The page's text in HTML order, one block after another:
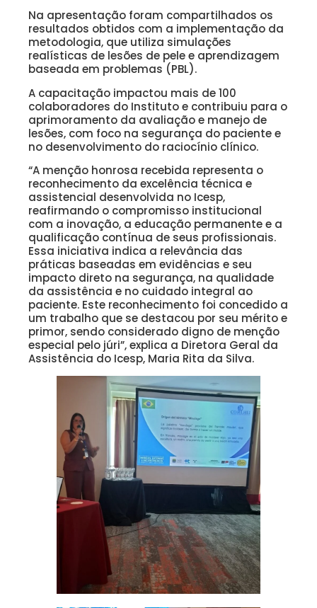
Na apresentação foram compartilhados os
resultados obtidos com a implementação da
metodologia, que utiliza simulações
realísticas de lesões de pele e aprendizagem
baseada em problemas (PBL).
A capacitação impactou mais de 100
colaboradores do Instituto e contribuiu para o
aprimoramento da avaliação e manejo de
lesões, com foco na segurança do paciente e
no desenvolvimento do raciocínio clínico.
“A menção honrosa recebida representa o
reconhecimento da excelência técnica e
assistencial desenvolvida no Icesp,
reafirmando o compromisso institucional
com a inovação, a educação permanente e a
qualificação contínua de seus profissionais.
Essa iniciativa indica a relevância das
práticas baseadas em evidências e seu
impacto direto na segurança, na qualidade
da assistência e no cuidado integral ao
paciente. Este reconhecimento foi concedido a
um trabalho que se destacou por seu mérito e
primor, sendo considerado digno de menção
especial pelo júri”, explica a Diretora Geral da
Assistência do Icesp, Maria Rita da Silva.